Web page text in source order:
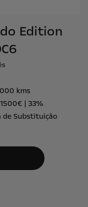
Edition
kms
| 33%
de Substituição